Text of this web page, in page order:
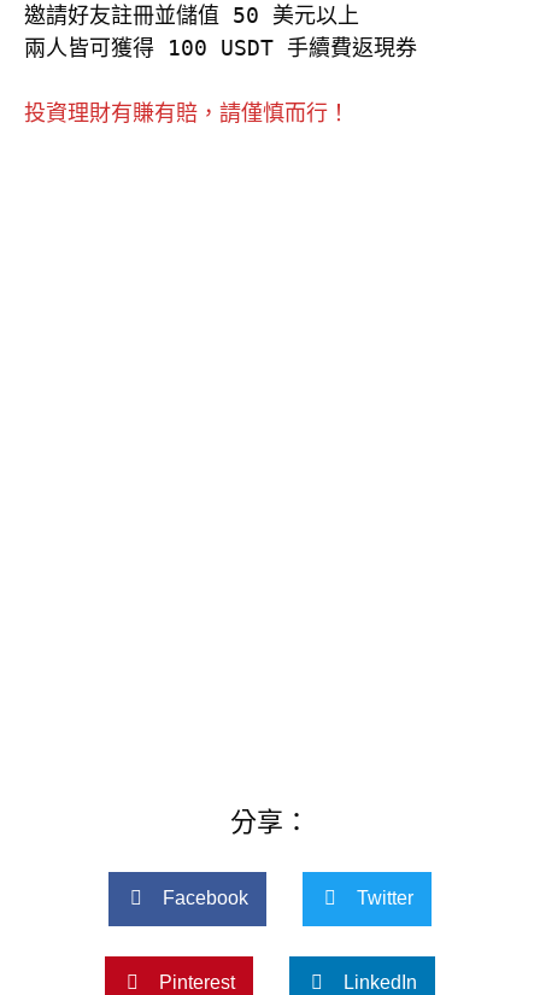
邀請好友註冊並儲值 50 美元以上
兩人皆可獲得 100 USDT 手續費返現券
投資理財有賺有賠，請僅慎而行！
分享：
Facebook Twitter
Pinterest LinkedIn